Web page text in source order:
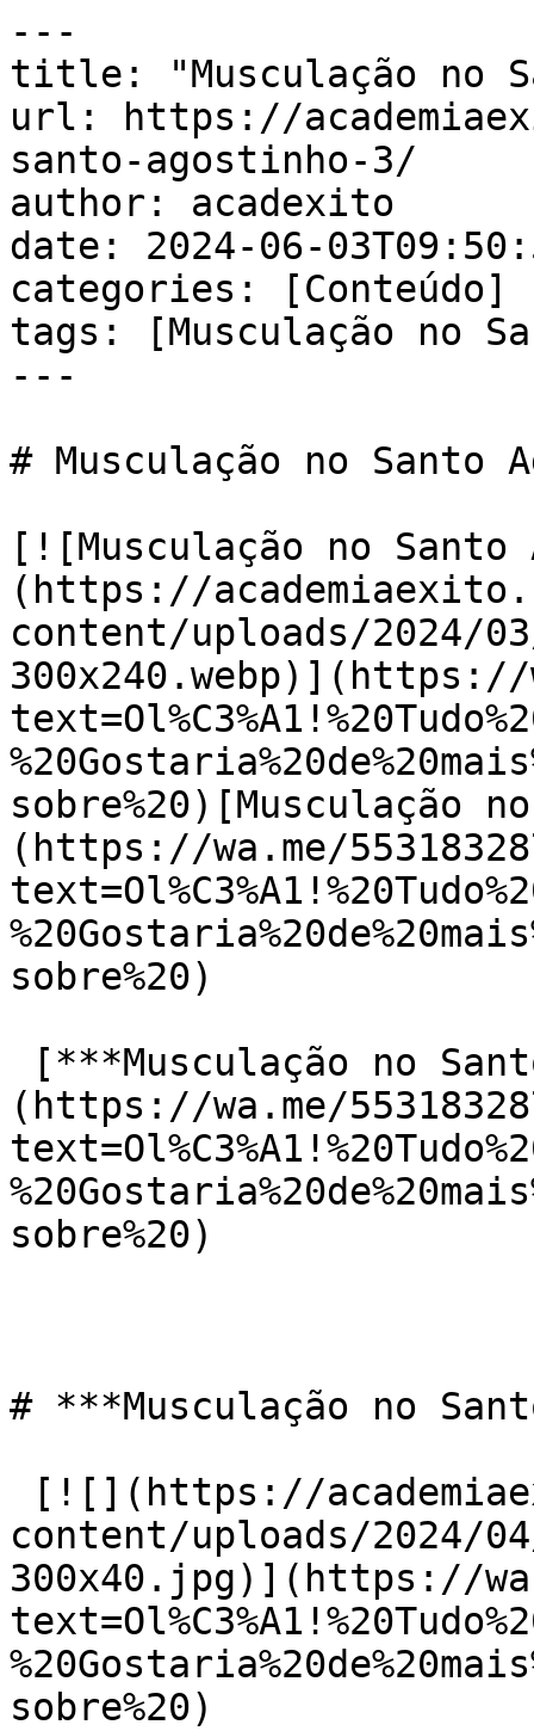
---
title: "Musculação no
url: https://
santo-agostinho-3/
author: acadexito
date: 2024-06-
categories: [Conteúdo]
tags: [Musculação no
---
# Musculação no Santo
[![Musculação no Santo
(https://
content/uploads/2024/
300x240.webp)](https://
sobre%20)[Musculação
(https://wa.me/
sobre%20)
(https://wa.me/
sobre%20)
# ***Musculação no
content/uploads/2024/
300x40.jpg)](https://
sobre%20)